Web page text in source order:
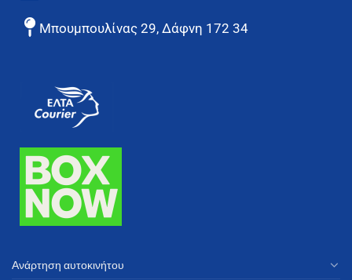
Μπουμπουλίνας 29, Δάφνη 172 34
Ανάρτηση αυτοκινήτου